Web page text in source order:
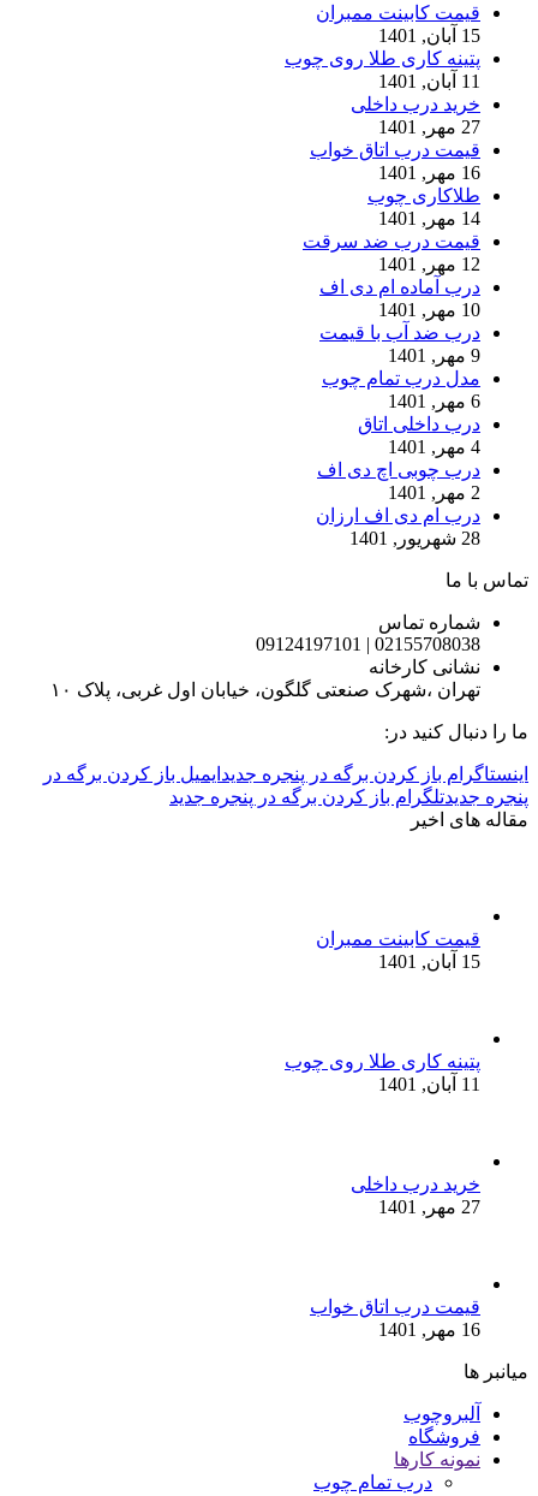
قیمت کابینت ممبران
15 آبان, 1401
پتینه کاری طلا روی چوب
11 آبان, 1401
خرید درب داخلی
27 مهر, 1401
قیمت درب اتاق خواب
16 مهر, 1401
طلاکاری چوب
14 مهر, 1401
قیمت درب ضد سرقت
12 مهر, 1401
درب آماده ام دی اف
10 مهر, 1401
درب ضد آب با قیمت
9 مهر, 1401
مدل درب تمام چوب
6 مهر, 1401
درب داخلی اتاق
4 مهر, 1401
درب چوبی اچ دی اف
2 مهر, 1401
درب ام دی اف ارزان
28 شهریور, 1401
تماس با ما
شماره تماس
02155708038 | 09124197101
نشانی کارخانه
تهران ،شهرک صنعتی گلگون، خیابان اول غربی، پلاک ۱۰
ما را دنبال کنید در:
اینستاگرام باز کردن برگه در پنجره جدید ایمیل باز کردن برگه در
پنجره جدیدتلگرام باز کردن برگه در پنجره جدید
مقاله های اخیر
قیمت کابینت ممبران
15 آبان, 1401
پتینه کاری طلا روی چوب
11 آبان, 1401
خرید درب داخلی
27 مهر, 1401
قیمت درب اتاق خواب
16 مهر, 1401
میانبر ها
آلبروچوب
فروشگاه
نمونه کارها
درب تمام چوب